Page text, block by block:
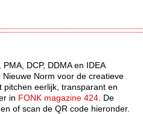
DCP, DDMA en IDEA
Norm voor de creatieve
pitchen eerlijk, transparant en
in FONK magazine 424 . De
of scan de QR code hieronder.